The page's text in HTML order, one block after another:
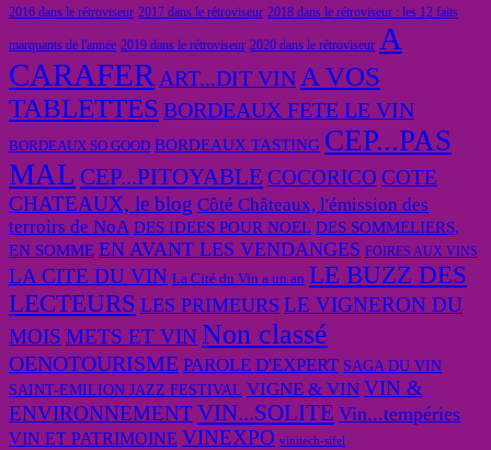
2016 dans le rétroviseur 2017 dans le rétroviseur 2018 dans le rétroviseur : les 12 faits
marquants de l'année 2019 dans le rétroviseur 2020 dans le rétroviseur A
CARAFER ART...DIT VIN A VOS
TABLETTES BORDEAUX FETE LE VIN
BORDEAUX SO GOOD BORDEAUX TASTING CEP...PAS
MAL CEP...PITOYABLE COCORICO COTE
CHATEAUX, le blog Côté Châteaux, l'émission des
terroirs de NoA DES IDEES POUR NOEL DES SOMMELIERS,
EN SOMME EN AVANT LES VENDANGES FOIRES AUX VINS
LA CITE DU VIN La Cité du Vin a un an LE BUZZ DES
LECTEURS LES PRIMEURS LE VIGNERON DU
MOIS METS ET VIN Non classé
OENOTOURISME PAROLE D'EXPERT SAGA DU VIN
SAINT-EMILION JAZZ FESTIVAL VIGNE & VIN VIN &
ENVIRONNEMENTVIN...SOLITE Vin...tempéries
VIN ET PATRIMOINE VINEXPO vinitech-sifel